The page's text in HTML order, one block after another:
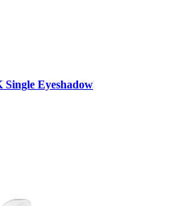
Eyeshadow